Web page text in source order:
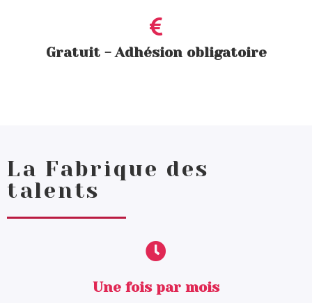
Gratuit - Adhésion obligatoire
La Fabrique des
talents
Une fois par mois